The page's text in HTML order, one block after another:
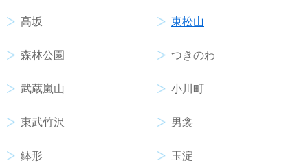
高坂 東松山
森林公園 つきのわ
武蔵嵐山 小川町
東武竹沢 男衾
鉢形 玉淀